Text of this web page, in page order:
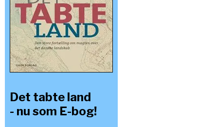
Det tabte land
- nu som E-bog!